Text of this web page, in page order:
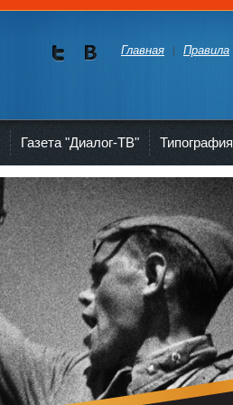
Главная Правила
Газета "Диалог-ТВ" Типография